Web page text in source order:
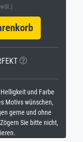
und Farbe
Motivs wünschen,
gerne und ohne
Sie bitte nicht,